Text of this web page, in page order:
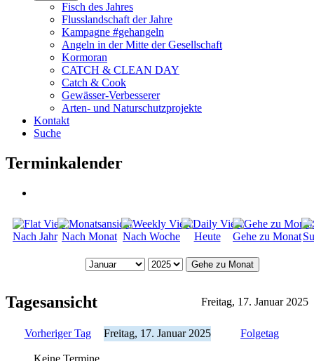
Fisch des Jahres
Flusslandschaft der Jahre
Kampagne #gehangeln
Angeln in der Mitte der Gesellschaft
Kormoran
CATCH & CLEAN DAY
Catch & Cook
Gewässer-Verbesserer
Arten- und Naturschutzprojekte
Kontakt
Suche
Terminkalender
Nach Jahr Nach Monat Nach Woche Heute Gehe zu Monat
Gehe zu Monat
Tagesansicht Freitag, 17. Januar 2025
Vorheriger Tag Freitag, 17. Januar 2025 Folgetag
Keine Termine